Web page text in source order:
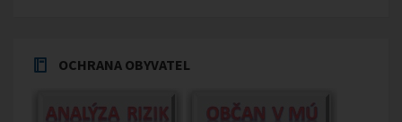
OCHRANA OBYVATEL